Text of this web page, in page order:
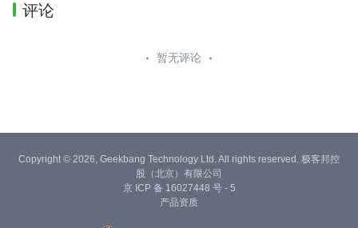
评论
暂无评论
Copyright © 2026, Geekbang Technology Ltd. All rights reserved. 极客邦控
股（北京）有限公司
京 ICP 备 16027448 号 - 5
产品资质